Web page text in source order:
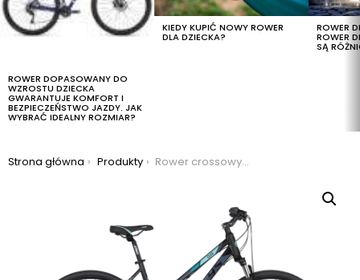
ROWER DOPASOWANY DO
WZROSTU DZIECKA
GWARANTUJE KOMFORT I
BEZPIECZEŃSTWO JAZDY. JAK
WYBRAĆ IDEALNY ROZMIAR?
KIEDY KUPIĆ NOWY ROWER
DLA DZIECKA?
ROWER
ROWER
SĄ
Jesteś tutaj:
Strona główna Produkty Rower crossowy kellys clea 90 2019